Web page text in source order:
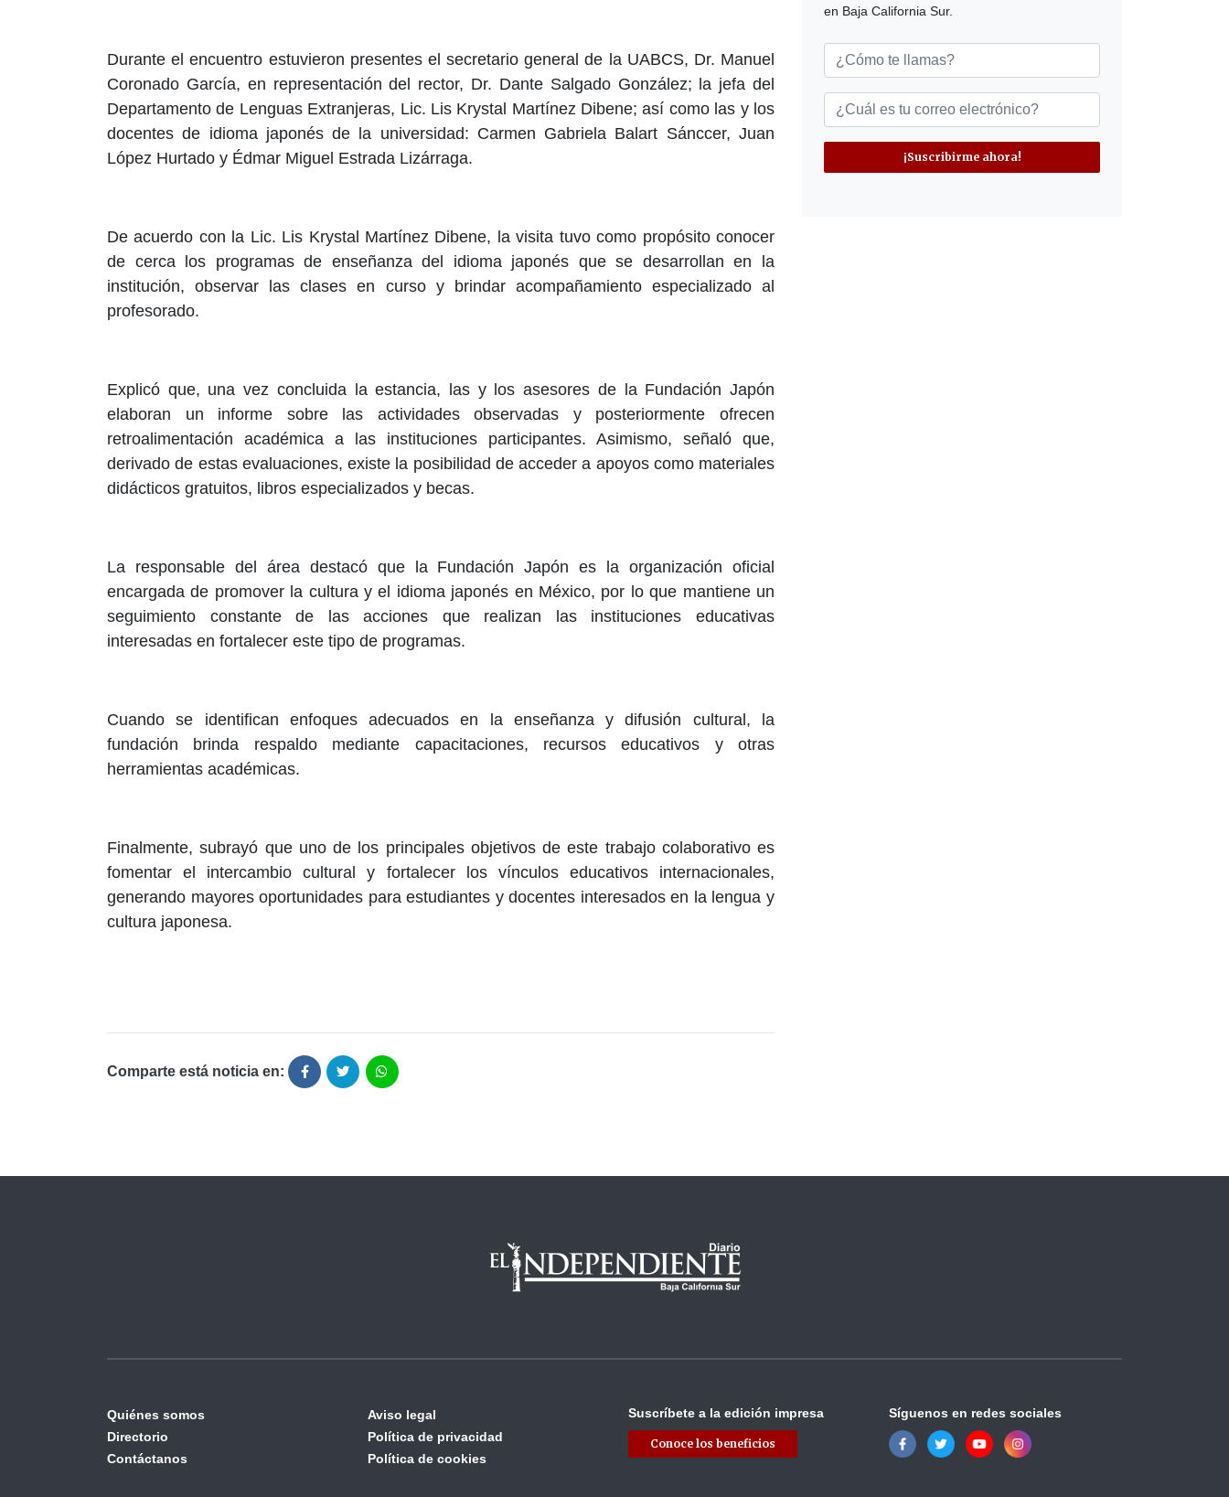
Durante el encuentro estuvieron presentes el secretario general de la UABCS, Dr. Manuel
Coronado García, en representación del rector, Dr. Dante Salgado González; la jefa del
Departamento de Lenguas Extranjeras, Lic. Lis Krystal Martínez Dibene; así como las y los
docentes de idioma japonés de la universidad: Carmen Gabriela Balart Sánccer, Juan
López Hurtado y Édmar Miguel Estrada Lizárraga.
De acuerdo con la Lic. Lis Krystal Martínez Dibene, la visita tuvo como propósito conocer
de cerca los programas de enseñanza del idioma japonés que se desarrollan en la
institución, observar las clases en curso y brindar acompañamiento especializado al
profesorado.
Explicó que, una vez concluida la estancia, las y los asesores de la Fundación Japón
elaboran un informe sobre las actividades observadas y posteriormente ofrecen
retroalimentación académica a las instituciones participantes. Asimismo, señaló que,
derivado de estas evaluaciones, existe la posibilidad de acceder a apoyos como materiales
didácticos gratuitos, libros especializados y becas.
La responsable del área destacó que la Fundación Japón es la organización oficial
encargada de promover la cultura y el idioma japonés en México, por lo que mantiene un
seguimiento constante de las acciones que realizan las instituciones educativas
interesadas en fortalecer este tipo de programas.
Cuando se identifican enfoques adecuados en la enseñanza y difusión cultural, la
fundación brinda respaldo mediante capacitaciones, recursos educativos y otras
herramientas académicas.
Finalmente, subrayó que uno de los principales objetivos de este trabajo colaborativo es
fomentar el intercambio cultural y fortalecer los vínculos educativos internacionales,
generando mayores oportunidades para estudiantes y docentes interesados en la lengua y
cultura japonesa.
Comparte está noticia en:
en Baja California Sur.
¡Suscribirme ahora!
Quiénes somos
Directorio
Contáctanos
Aviso legal
Política de privacidad
Política de cookies
Suscríbete a la edición impresa
Conoce los beneficios
Síguenos en redes sociales